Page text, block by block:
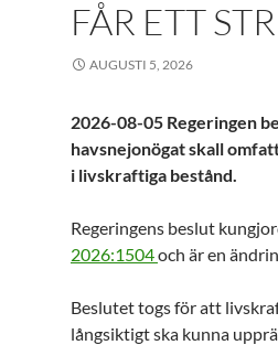
FÅR ETT
AUGUSTI 5, 2026
2026-08-05 Regeringen
havsnejonögat skall
i livskraftiga bestånd.
Regeringens beslut
2026:1504och är en
Beslutet togs för att
långsiktigt ska kunna